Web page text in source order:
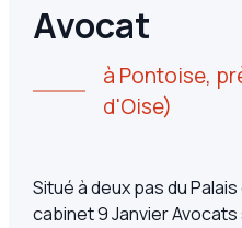
Avocat
à Pontoise,
d'Oise)
Situé à deux pas du
cabinet 9 Janvier